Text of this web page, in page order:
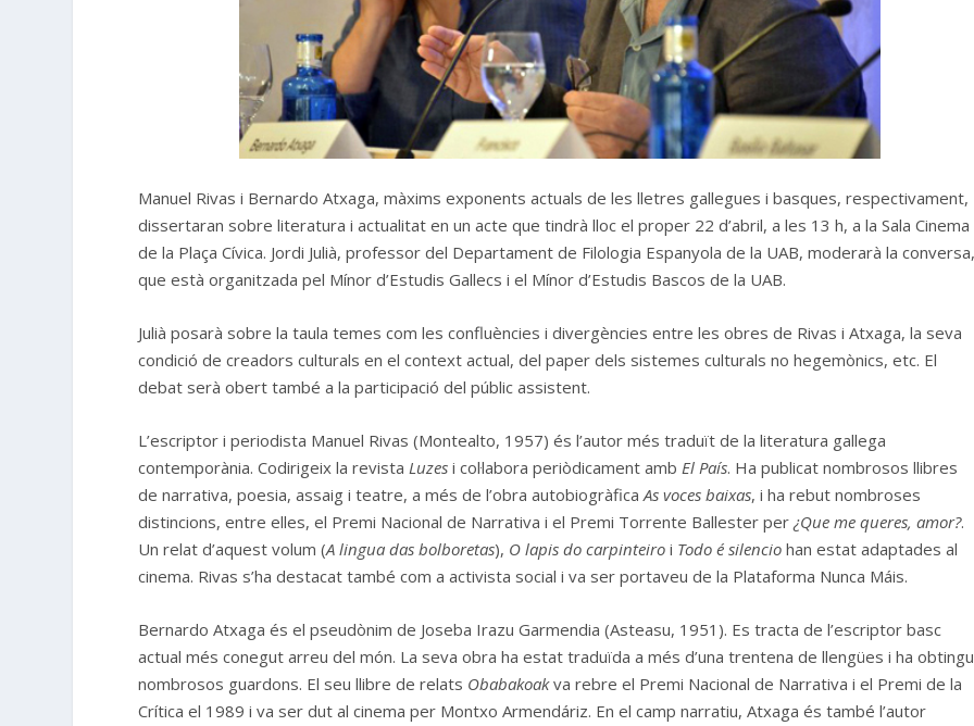
Manuel Rivas i Bernardo Atxaga, màxims exponents actuals de les lletres gallegues i basques, respectivament,
dissertaran sobre literatura i actualitat en un acte que tindrà lloc el proper 22 d’abril, a les 13 h, a la Sala Cinema
de la Plaça Cívica. Jordi Julià, professor del Departament de Filologia Espanyola de la UAB, moderarà la
que està organitzada pel Mínor d’Estudis Gallecs i el Mínor d’Estudis Bascos de la UAB.
Julià posarà sobre la taula temes com les confluències i divergències entre les obres de Rivas i Atxaga, la seva
condició de creadors culturals en el context actual, del paper dels sistemes culturals no hegemònics, etc. El
debat serà obert també a la participació del públic assistent.
L’escriptor i periodista Manuel Rivas (Montealto, 1957) és l’autor més traduït de la literatura gallega
contemporània. Codirigeix la revistaLuzes i col·labora periòdicament ambEl País. Ha publicat nombrosos llibres
de narrativa, poesia, assaig i teatre, a més de l’obra autobiogràficaAs voces baixas, i ha rebut nombroses
distincions, entre elles, el Premi Nacional de Narrativa i el Premi Torrente Ballester per¿Que me queres, amor?.
Un relat d’aquest volum (A lingua das bolboretas), O lapis do carpinteiro i Todo é silencio han estat adaptades al
cinema. Rivas s’ha destacat també com a activista social i va ser portaveu de la Plataforma Nunca Máis.
Bernardo Atxaga és el pseudònim de Joseba Irazu Garmendia (Asteasu, 1951). Es tracta de l’escriptor basc
actual més conegut arreu del món. La seva obra ha estat traduïda a més d’una trentena de llengües i ha
nombrosos guardons. El seu llibre de relats Obabakoakva rebre el Premi Nacional de Narrativa i el Premi de la
Crítica el 1989 i va ser dut al cinema per Montxo Armendáriz. En el camp narratiu, Atxaga és també l’autor